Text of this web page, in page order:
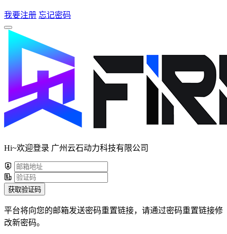
我要注册 忘记密码
Hi~欢迎登录 广州云石动力科技有限公司
获取验证码
平台将向您的邮箱发送密码重置链接，请通过密码重置链接修
改新密码。